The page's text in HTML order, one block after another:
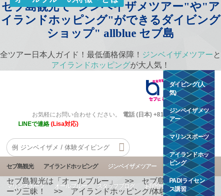
セブ島観光で"ジンベイザメツアー"や"ア
イランドホッピング"ができるダイビング
ショップ" allblue セブ島
全ツアー日本人ガイド！最低価格保障！ ジンベイザメツアー と
アイランドホッピングが大人気！
ダイビング(人
気)
ジンベイザメツ
アー
マリンスポーツ
アイランドホッ
ピング
PADIライセン
ス講習
お気軽にお問い合わせください。
電話 (日本) +81 50 5534 7802
LINEで連絡(Lisa対応)
セブ島観光 アイランドホッピング ジンベイザメツアー ダイビング
マリンスポーツ オールブルー スタッフブログ お問合せ
セブ島観光は「オールブルー」 >> セブ島でマリンスポ
ーツ三昧！
>> アイランドホッピング/体験ダイビング